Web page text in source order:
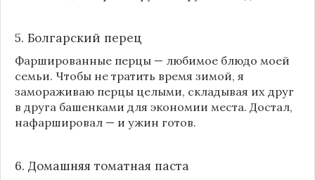
5. Болгарский перец
Фаршированные перцы — любимое блюдо моей
семьи. Чтобы не тратить время зимой, я
замораживаю перцы целыми, складывая их друг
в друга башенками для экономии места. Достал,
нафаршировал — и ужин готов.
6. Домашняя томатная паста